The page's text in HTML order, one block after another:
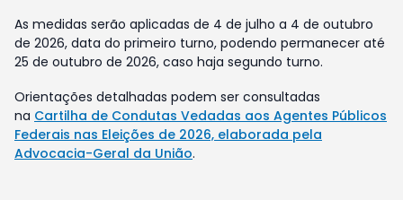
As medidas serão aplicadas de 4 de julho a 4 de outubro
de 2026, data do primeiro turno, podendo permanecer até
25 de outubro de 2026, caso haja segundo turno.
Orientações detalhadas podem ser consultadas
na Cartilha de Condutas Vedadas aos Agentes Públicos
Federais nas Eleições de 2026, elaborada pela
Advocacia-Geral da União.